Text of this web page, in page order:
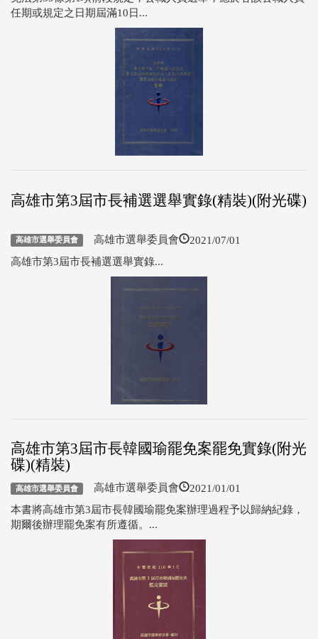
任期或規定之日期屆滿10日...
高雄市第3屆市長補選選舉實錄(精裝)(附光碟)
高雄市選舉委員會 高雄市選舉委員會 2021/07/01
高雄市第3屆市長補選選舉實錄...
高雄市第3屆市長韓國瑜罷免案罷免實錄(附光
碟)(精裝)
高雄市選舉委員會 高雄市選舉委員會 2021/01/01
本書將高雄市第3屆市長韓國瑜罷免案辦理過程予以歸納紀錄，
期爾後辦理罷免案有所遵循。...